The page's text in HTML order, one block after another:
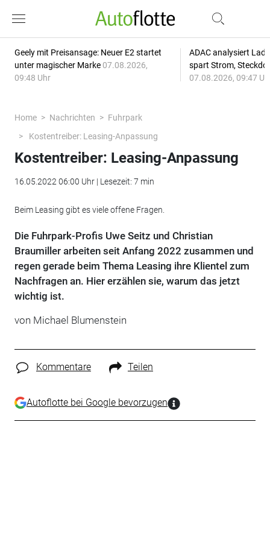
Geely mit Preisansage: Neuer E2 startet
unter magischer Marke 07.08.2026,
09:48 Uhr
ADAC analysiert
spart Strom,
07.08.2026, 09:47
Home Nachrichten
Fuhrpark
Kostentreiber: Leasing-Anpassung
Kostentreiber: Leasing-Anpassung
16.05.2022 06:00 Uhr | Lesezeit: 7 min
Beim Leasing gibt es viele offene Fragen.
Die Fuhrpark-Profis Uwe Seitz und Christian
Braumiller arbeiten seit Anfang 2022 zusammen und
regen gerade beim Thema Leasing ihre Klientel zum
Nachfragen an. Hier erzählen sie, warum das jetzt
wichtig ist.
von Michael Blumenstein
Kommentare Teilen
Autoflotte bei Google bevorzugen